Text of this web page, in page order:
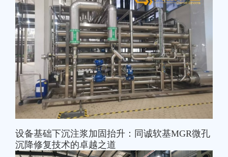
设备基础下沉注浆加固抬升：同诚软基MGR微孔
沉降修复技术的卓越之道